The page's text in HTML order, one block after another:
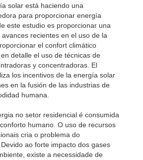
solar está haciendo una
para proporcionar energía
este estudio es proporcionar una
recientes en el uso de la
el confort climático
detalle el uso de técnicas de
y concentradoras. El
los incentivos de la energía solar
en la fusión de las industrias de
humana.
no setor residencial é consumida
humano. O uso de recursos
cria o problema do
ao forte impacto dos gases
existe a necessidade de